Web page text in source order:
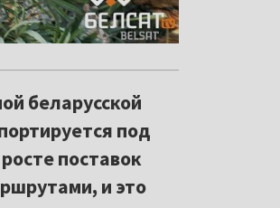
беларусской
под
поставок
и это